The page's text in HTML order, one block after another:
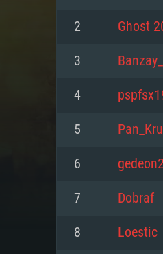
2 Ghost
3
4
5
6
7 Dobraf
8 Loestic